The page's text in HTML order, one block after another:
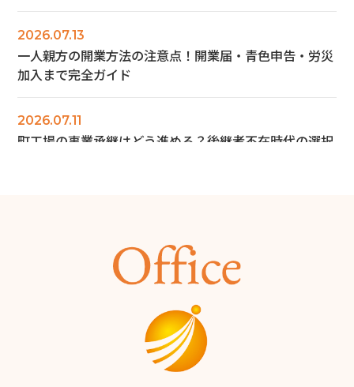
2026.07.13
一人親方の開業方法の注意点！開業届・青色申告・労災
加入まで完全ガイド
2026.07.11
町工場の事業承継はどう進める？後継者不在時代の選択
商工会議所とは？会員にならなくても使える無料サービ
ス12選と入会メリットを解説